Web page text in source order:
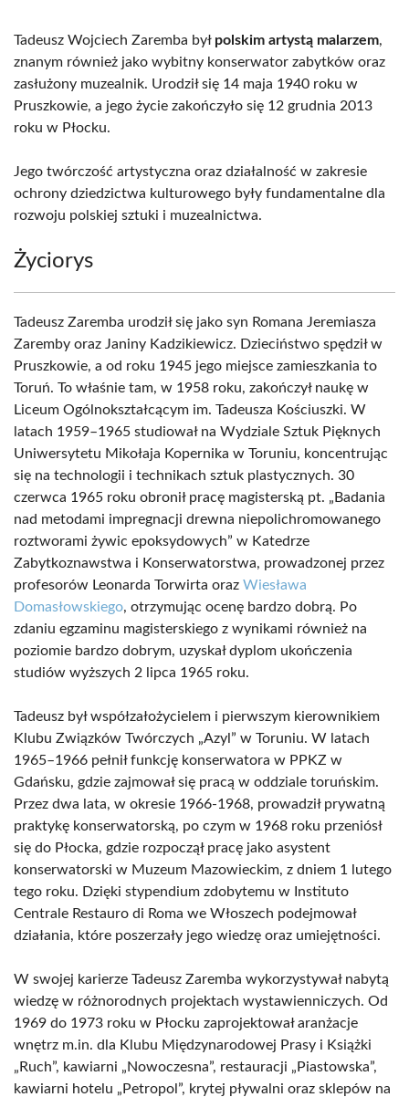
Tadeusz Wojciech Zaremba był polskim artystą malarzem,
znanym również jako wybitny konserwator zabytków oraz
zasłużony muzealnik. Urodził się 14 maja 1940 roku w
Pruszkowie, a jego życie zakończyło się 12 grudnia 2013
roku w Płocku.
Jego twórczość artystyczna oraz działalność w zakresie
ochrony dziedzictwa kulturowego były fundamentalne dla
rozwoju polskiej sztuki i muzealnictwa.
Życiorys
Tadeusz Zaremba urodził się jako syn Romana Jeremiasza
Zaremby oraz Janiny Kadzikiewicz. Dzieciństwo spędził w
Pruszkowie, a od roku 1945 jego miejsce zamieszkania to
Toruń. To właśnie tam, w 1958 roku, zakończył naukę w
Liceum Ogólnokształcącym im. Tadeusza Kościuszki. W
latach 1959–1965 studiował na Wydziale Sztuk Pięknych
Uniwersytetu Mikołaja Kopernika w Toruniu, koncentrując
się na technologii i technikach sztuk plastycznych. 30
czerwca 1965 roku obronił pracę magisterską pt. „Badania
nad metodami impregnacji drewna niepolichromowanego
roztworami żywic epoksydowych” w Katedrze
Zabytkoznawstwa i Konserwatorstwa, prowadzonej przez
profesorów Leonarda Torwirta oraz Wiesława
Domasłowskiego, otrzymując ocenę bardzo dobrą. Po
zdaniu egzaminu magisterskiego z wynikami również na
poziomie bardzo dobrym, uzyskał dyplom ukończenia
studiów wyższych 2 lipca 1965 roku.
Tadeusz był współzałożycielem i pierwszym kierownikiem
Klubu Związków Twórczych „Azyl” w Toruniu. W latach
1965–1966 pełnił funkcję konserwatora w PPKZ w
Gdańsku, gdzie zajmował się pracą w oddziale toruńskim.
Przez dwa lata, w okresie 1966-1968, prowadził prywatną
praktykę konserwatorską, po czym w 1968 roku przeniósł
się do Płocka, gdzie rozpoczął pracę jako asystent
konserwatorski w Muzeum Mazowieckim, z dniem 1 lutego
tego roku. Dzięki stypendium zdobytemu w Instituto
Centrale Restauro di Roma we Włoszech podejmował
działania, które poszerzały jego wiedzę oraz umiejętności.
W swojej karierze Tadeusz Zaremba wykorzystywał nabytą
wiedzę w różnorodnych projektach wystawienniczych. Od
1969 do 1973 roku w Płocku zaprojektował aranżacje
wnętrz m.in. dla Klubu Międzynarodowej Prasy i Książki
„Ruch”, kawiarni „Nowoczesna”, restauracji „Piastowska”,
kawiarni hotelu „Petropol”, krytej pływalni oraz sklepów na